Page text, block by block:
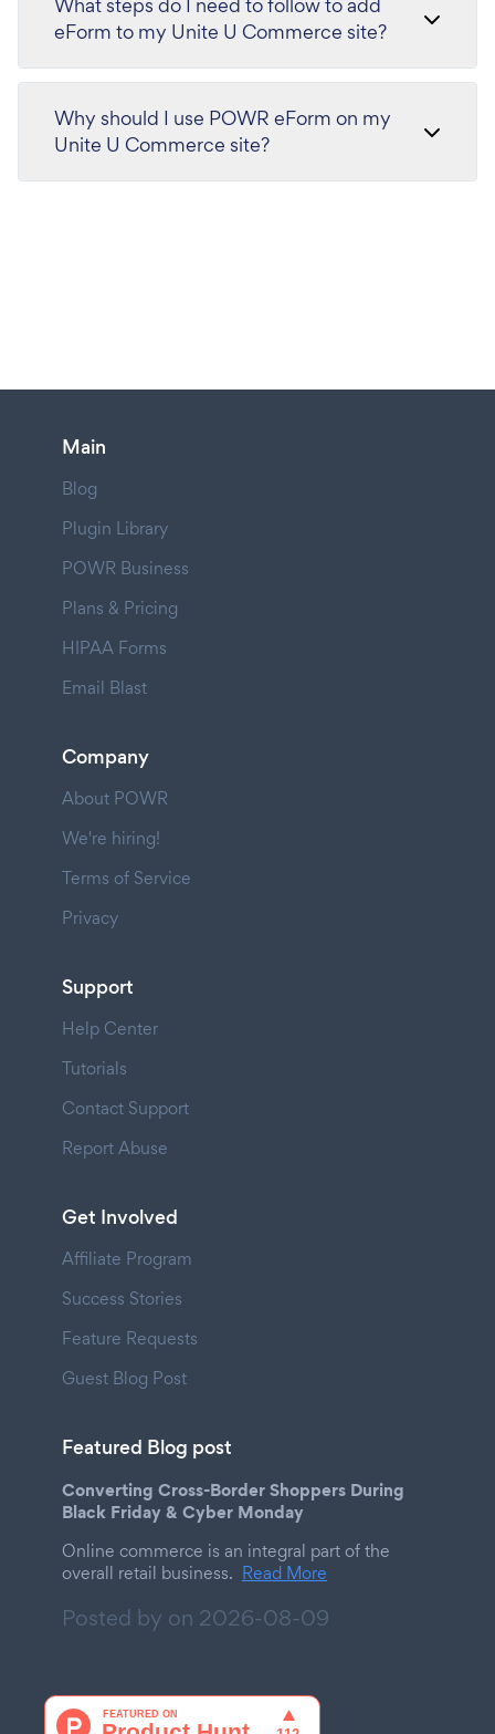
eForm to my Unite U Commerce site?
Why should I use POWR eForm on my
Unite U Commerce site?
Main
Blog
Plugin Library
POWR Business
Plans & Pricing
HIPAA Forms
Email Blast
Company
About POWR
We're hiring!
Terms of Service
Privacy
Support
Help Center
Tutorials
Contact Support
Report Abuse
Get Involved
Affiliate Program
Success Stories
Feature Requests
Guest Blog Post
Featured Blog post
Converting Cross-Border Shoppers During
Black Friday & Cyber Monday
Online commerce is an integral part of the
overall retail business. Read More
Posted by on 2026-08-09